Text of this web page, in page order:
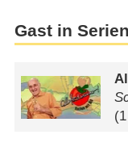
Gast in Serien